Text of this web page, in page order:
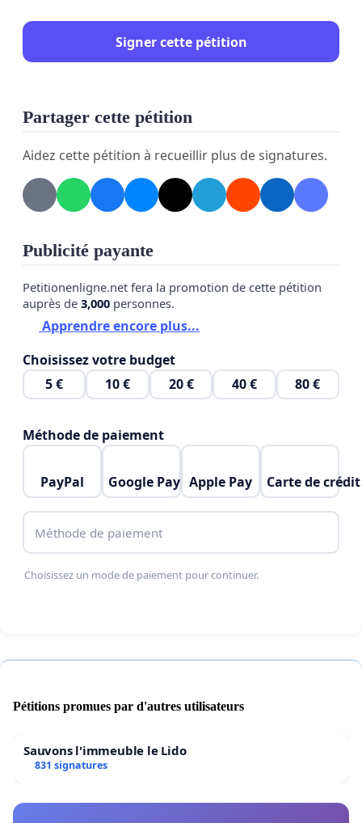
Signer cette pétition
Partager cette pétition
Aidez cette pétition à recueillir plus de signatures.
Publicité payante
Petitionenligne.net fera la promotion de cette pétition
auprès de 3,000 personnes.
Apprendre encore plus...
Choisissez votre budget
5 €
10 € 20 € 40 € 80 €
Méthode de paiement
PayPal Google Pay Apple Pay Carte de crédit
Méthode de paiement
Choisissez un mode de paiement pour continuer.
Pétitions promues par d'autres utilisateurs
Sauvons l'immeuble le Lido
831 signatures